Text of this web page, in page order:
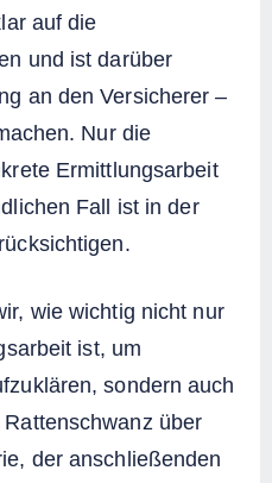
auf die
und ist darüber
an den Versicherer –
Nur die
Ermittlungsarbeit
Fall ist in der
wie wichtig nicht nur
ist, um
sondern auch
über
der anschließenden